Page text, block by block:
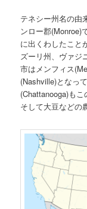
テネシー州名の由
ンロー郡(Monroe)
に出くわしたこと
ズーリ州、ヴァジ
市はメンフィス
(Nashville)となっ
(Chattanooga)もこ
そして大豆などの